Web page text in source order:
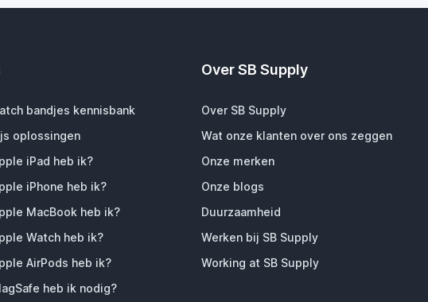
bandjes kennisbank
oplossingen
iPad heb ik?
iPhone heb ik?
MacBook heb ik?
Watch heb ik?
AirPods heb ik?
heb ik nodig?
Over SB Supply
Over SB Supply
Wat onze klanten over ons zeggen
Onze merken
Onze blogs
Duurzaamheid
Werken bij SB Supply
Working at SB Supply